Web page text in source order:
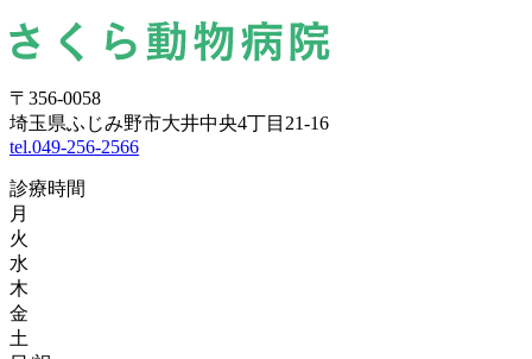
〒356-0058
埼玉県ふじみ野市大井中央4丁目21-16
tel.049-256-2566
診療時間
月
火
水
木
金
土